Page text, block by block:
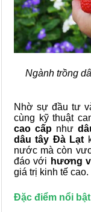
Ngành trồng
Nhờ sự đầu tư
cùng kỹ thuật
cao cấp như
dâu tây Đà Lạt
nước mà còn
đáo với hương
giá trị kinh tế cao.
Đặc điểm nổi